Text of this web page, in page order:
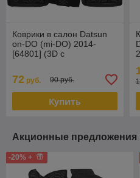
Коврики в салон Datsun
on-DO (mi-DO) 2014-
[64801] (3D с
72 руб. 90 руб.
Купить
Акционные предложения
-20% +